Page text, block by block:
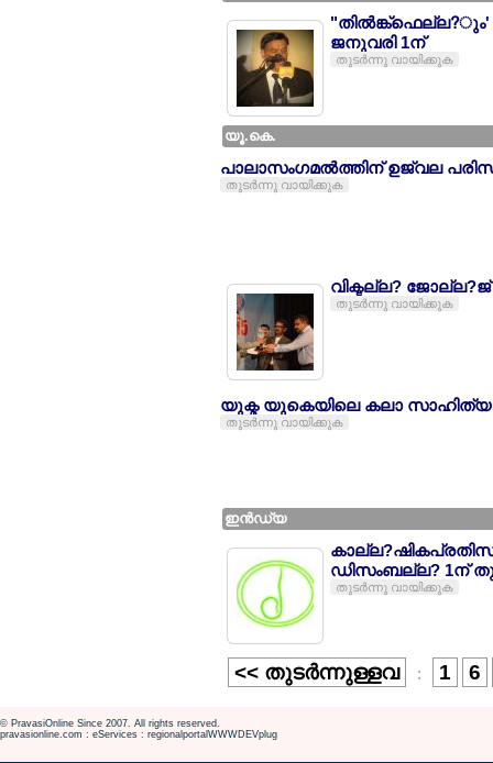
ജനുവരി 1ന്
തുടര്‍ന്നു വായിക്കുക
യൂ.കെ.
പാലാസംഗമല്‍ത്തിന് ഉജ്വല
തുടര്‍ന്നു വായിക്കുക
വിക്ടല്ല?
തുടര്‍ന്നു വായിക്കുക
യുക്മ യുകെയിലെ കലാ സാഹിത്യ
തുടര്‍ന്നു വായിക്കുക
ഇന്‍ഡ്യ
ഡിസംബല്ല? 1ന്
തുടര്‍ന്നു വായിക്കുക
<< തുടര്‍ന്നുള്ളവ : 1 6
© PravasiOnline Since 2007. All rights reserved.
pravasionline.com : eServices : regionalportalWWWDEVplug